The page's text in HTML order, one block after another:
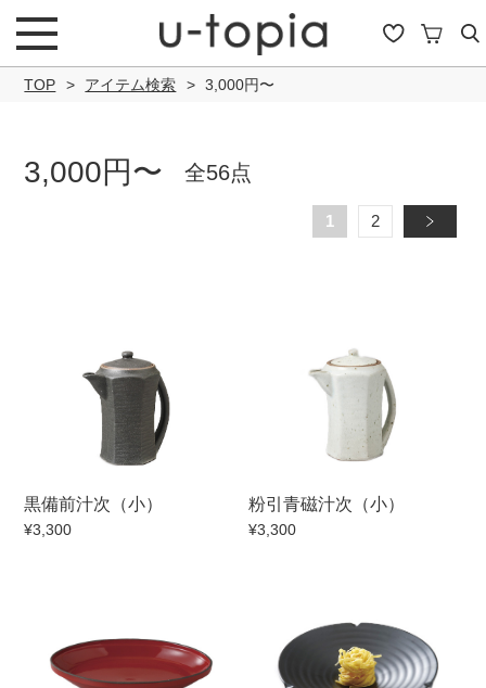
こだわり条件で絞り込み
商品タイプ
通常商品 OUTLET
セール
アイテム
TOP アイテム検索 3,000円〜
3,000円〜 全56点
1 2
黒備前汁次（小）
¥3,300
粉引青磁汁次（小）
¥3,300